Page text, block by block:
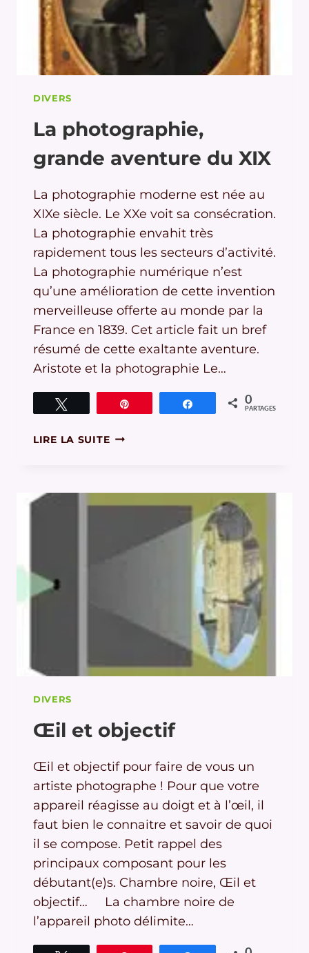
DIVERS
La photographie,
grande aventure du XIX
La photographie moderne est née au
XIXe siècle. Le XXe voit sa consécration.
La photographie envahit très
rapidement tous les secteurs d’activité.
La photographie numérique n’est
qu’une amélioration de cette invention
merveilleuse offerte au monde par la
France en 1839. Cet article fait un bref
résumé de cette exaltante aventure.
Aristote et la photographie Le…
Partagez 0
PARTAGES
LIRE LA SUITELA
DIVERS
Œil et objectif
Œil et objectif pour faire de vous un
artiste photographe ! Pour que votre
appareil réagisse au doigt et à l’œil, il
faut bien le connaitre et savoir de quoi
il se compose. Petit rappel des
principaux composant pour les
débutant(e)s. Chambre noire, Œil et
objectif… La chambre noire de
l’appareil photo délimite…